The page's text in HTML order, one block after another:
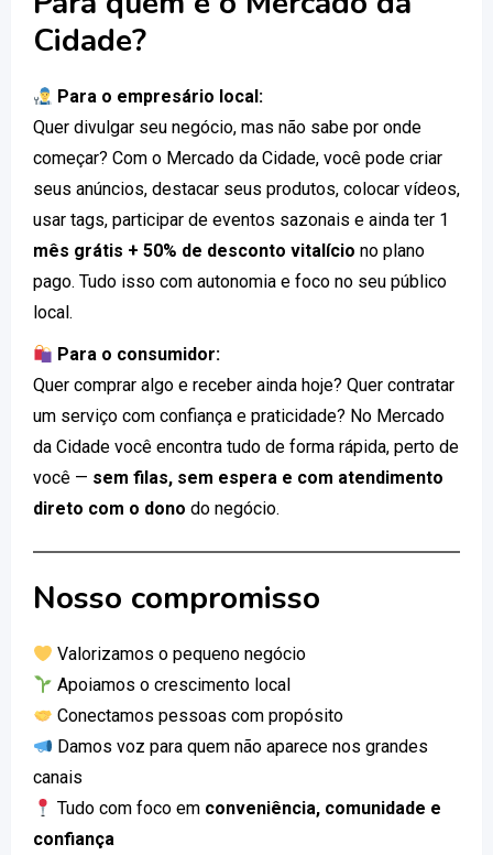
Cidade?
Para o empresário local:
Quer divulgar seu negócio, mas não sabe por onde
começar? Com o Mercado da Cidade, você pode criar
seus anúncios, destacar seus produtos, colocar vídeos,
usar tags, participar de eventos sazonais e ainda ter 1
mês grátis + 50% de desconto vitalício no plano
pago. Tudo isso com autonomia e foco no seu público
local.
Para o consumidor:
Quer comprar algo e receber ainda hoje? Quer contratar
um serviço com confiança e praticidade? No Mercado
da Cidade você encontra tudo de forma rápida, perto de
você — sem filas, sem espera e com atendimento
direto com o dono do negócio.
Nosso compromisso
Valorizamos o pequeno negócio
Apoiamos o crescimento local
Conectamos pessoas com propósito
Damos voz para quem não aparece nos grandes
canais
Tudo com foco em conveniência, comunidade e
confiança